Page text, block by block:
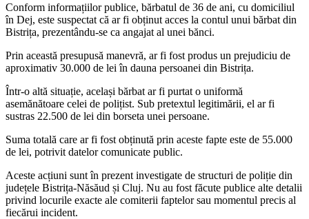
Conform informațiilor publice, bărbatul de 36 de ani, cu domiciliul
în Dej, este suspectat că ar fi obținut acces la contul unui bărbat din
Bistrița, prezentându-se ca angajat al unei bănci.
Prin această presupusă manevră, ar fi fost produs un prejudiciu de
aproximativ 30.000 de lei în dauna persoanei din Bistrița.
Într-o altă situație, același bărbat ar fi purtat o uniformă
asemănătoare celei de polițist. Sub pretextul legitimării, el ar fi
sustras 22.500 de lei din borseta unei persoane.
Suma totală care ar fi fost obținută prin aceste fapte este de 55.000
de lei, potrivit datelor comunicate public.
Aceste acțiuni sunt în prezent investigate de structuri de poliție din
județele Bistrița-Năsăud și Cluj. Nu au fost făcute publice alte detalii
privind locurile exacte ale comiterii faptelor sau momentul precis al
fiecărui incident.